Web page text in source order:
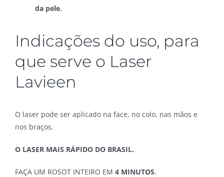
da pele.
Indicações do uso, para
que serve o Laser
Lavieen
O laser pode ser aplicado na face, no colo, nas mãos e
nos braços.
O LASER MAIS RÁPIDO DO BRASIL.
FAÇA UM ROSOT INTEIRO EM 4 MINUTOS.